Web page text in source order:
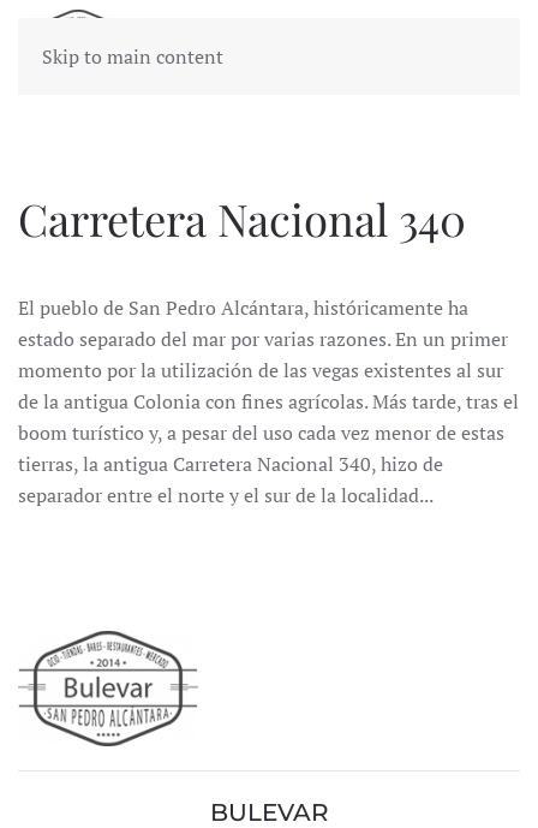
Skip to main content
Carretera Nacional 340
El pueblo de San Pedro Alcántara, históricamente ha
estado separado del mar por varias razones. En un primer
momento por la utilización de las vegas existentes al sur
de la antigua Colonia con fines agrícolas. Más tarde, tras el
boom turístico y, a pesar del uso cada vez menor de estas
tierras, la antigua Carretera Nacional 340, hizo de
separador entre el norte y el sur de la localidad...
BULEVAR